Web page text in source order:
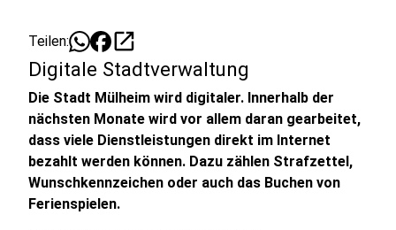
Teilen: open_in_new
Digitale Stadtverwaltung
Die Stadt Mülheim wird digitaler. Innerhalb der
nächsten Monate wird vor allem daran gearbeitet,
dass viele Dienstleistungen direkt im Internet
bezahlt werden können. Dazu zählen Strafzettel,
Wunschkennzeichen oder auch das Buchen von
Ferienspielen.